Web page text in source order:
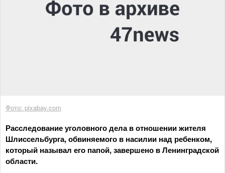
Фото: pixabay.com
Расследование уголовного дела в отношении жителя
Шлиссельбурга, обвиняемого в насилии над ребенком,
который называл его папой, завершено в Ленинградской
области.